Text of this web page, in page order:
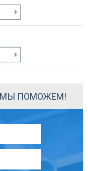
МЫ ПОМОЖЕМ!